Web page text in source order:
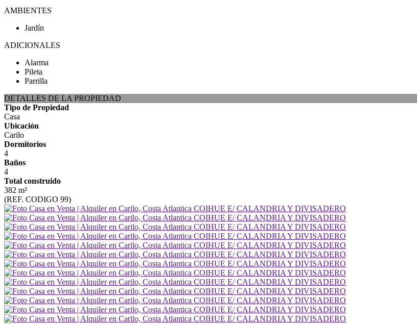
AMBIENTES
Jardín
ADICIONALES
Alarma
Pileta
Parrilla
DETALLES DE LA PROPIEDAD
Tipo de Propiedad
Casa
Ubicación
Carilo
Dormitorios
4
Baños
4
Total construido
382 m²
(REF. CODIGO 99)